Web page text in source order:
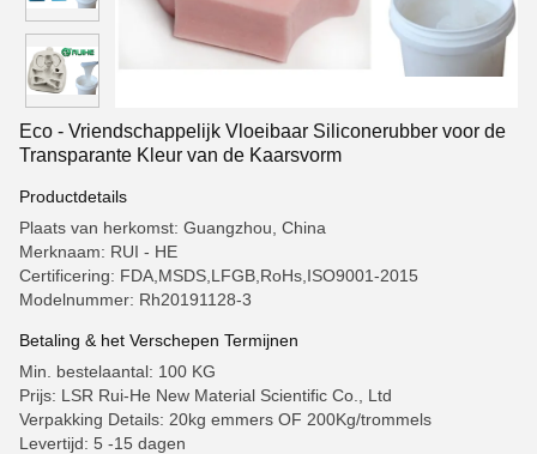
Eco - Vriendschappelijk Vloeibaar Siliconerubber voor de
Transparante Kleur van de Kaarsvorm
Productdetails
Plaats van herkomst: Guangzhou, China
Merknaam: RUI - HE
Certificering: FDA,MSDS,LFGB,RoHs,ISO9001-2015
Modelnummer: Rh20191128-3
Betaling & het Verschepen Termijnen
Min. bestelaantal: 100 KG
Prijs: LSR Rui-He New Material Scientific Co., Ltd
Verpakking Details: 20kg emmers OF 200Kg/trommels
Levertijd: 5 -15 dagen